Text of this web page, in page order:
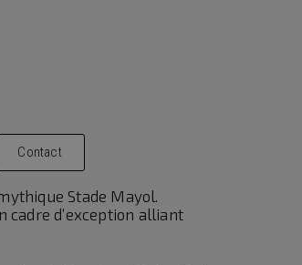
Contact
Stade Mayol.
d’exception alliant